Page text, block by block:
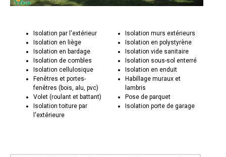
Isolation par l'extérieur
Isolation en liège
Isolation en bardage
Isolation de combles
Isolation cellulosique
Fenêtres et portes-
fenêtres (bois, alu, pvc)
Volet (roulant et battant)
Isolation toiture par
l'extérieure
Isolation murs extérieurs
Isolation en polystyrène
Isolation vide sanitaire
Isolation sous-sol enterré
Isolation en enduit
Habillage muraux et
lambris
Pose de parquet
Isolation porte de garage